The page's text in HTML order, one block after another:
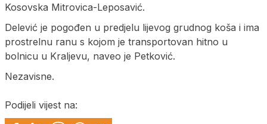
Kosovska Mitrovica-Leposavić.
Delević je pogođen u predjelu lijevog grudnog koša i ima
prostrelnu ranu s kojom je transportovan hitno u
bolnicu u Kraljevu, naveo je Petković.
Nezavisne.
Podijeli vijest na: